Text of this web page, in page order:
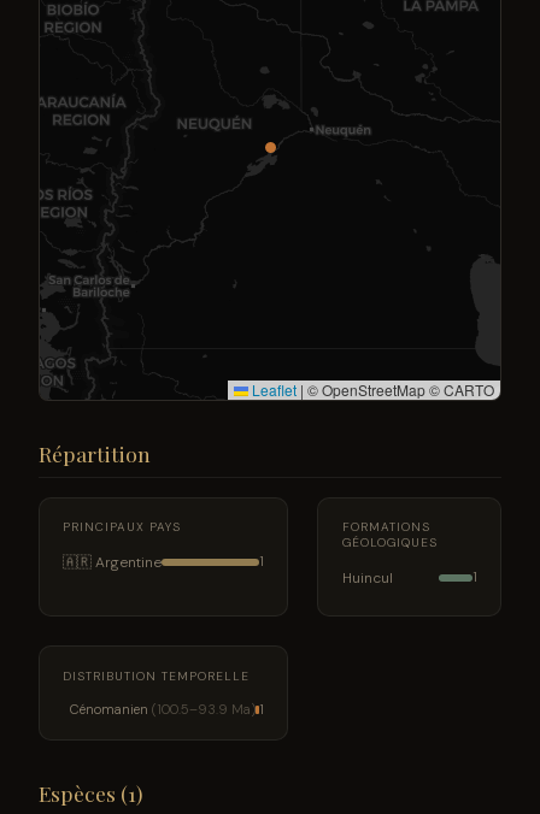
Leaflet | © OpenStreetMap © CARTO
Répartition
PRINCIPAUX PAYS
🇦🇷 Argentine 1
FORMATIONS
GÉOLOGIQUES
Huincul 1
DISTRIBUTION TEMPORELLE
Cénomanien (100.5–93.9 Ma) 1
Espèces (1)